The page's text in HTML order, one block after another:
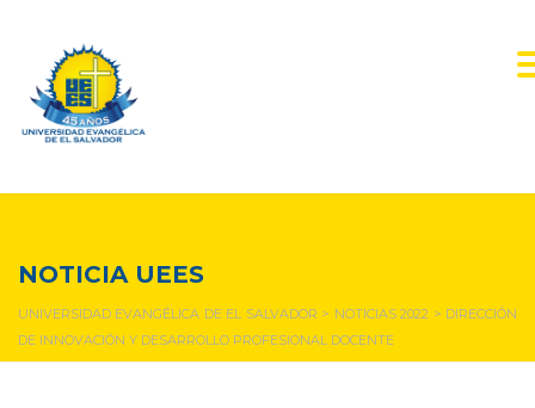
NOTICIA UEES
UNIVERSIDAD EVANGÉLICA DE EL SALVADOR > NOTICIAS 2022 > DIRECCIÓN
DE INNOVACIÓN Y DESARROLLO PROFESIONAL DOCENTE